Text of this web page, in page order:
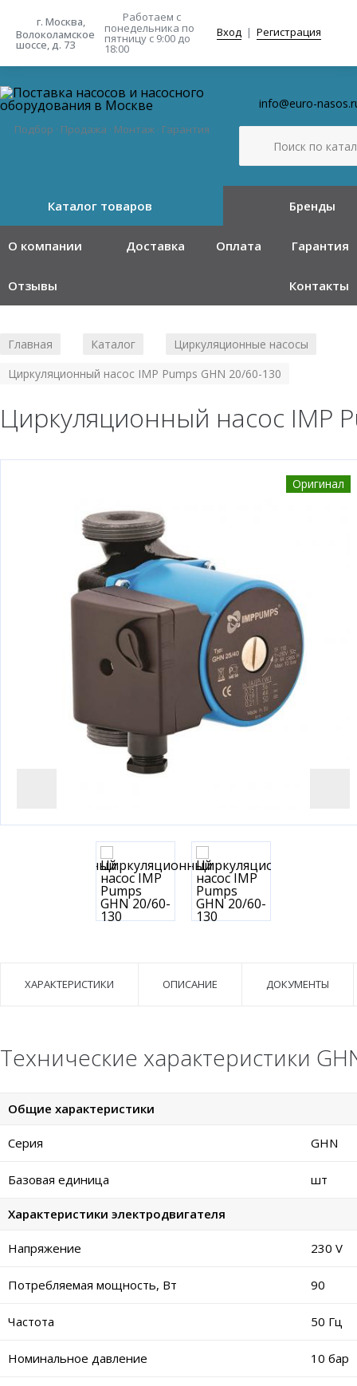
г. Москва,
Волоколамское
шоссе, д. 73
Работаем с
понедельника по
пятницу с 9:00 до
18:00
Вход | Регистрация
Подбор · Продажа · Монтаж · Гарантия
info@euro-
Каталог товаров Бренды
О компании Доставка Оплата Гарантия
Отзывы Контакты
Главная Каталог Циркуляционные насосы
Циркуляционный насос IMP Pumps GHN 20/60-130
Циркуляционный насос IMP
Оригинал
ХАРАКТЕРИСТИКИ ОПИСАНИЕ ДОКУМЕНТЫ
Технические характеристики
Общие характеристики
Серия GHN
Базовая единица шт
Характеристики электродвигателя
Напряжение 230 V
Потребляемая мощность, Вт 90
Частота 50 Гц
Номинальное давление 10 бар